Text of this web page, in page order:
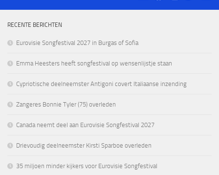
RECENTE BERICHTEN
Eurovisie Songfestival 2027 in Burgas of Sofia
Emma Heesters heeft songfestival op wensenlijstje staan
Cypriotische deelneemster Antigoni covert Italiaanse inzending
Zangeres Bonnie Tyler (75) overleden
Canada neemt deel aan Eurovisie Songfestival 2027
Drievoudig deelneemster Kirsti Sparboe overleden
35 miljoen minder kijkers voor Eurovisie Songfestival